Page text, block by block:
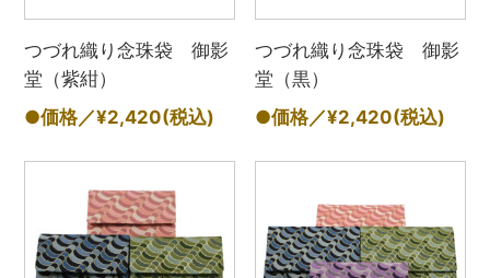
つづれ織り念珠袋 御影
堂（紫紺）
●価格／¥2,420(税込)
つづれ織り念珠袋 御影
堂（黒）
●価格／¥2,420(税込)